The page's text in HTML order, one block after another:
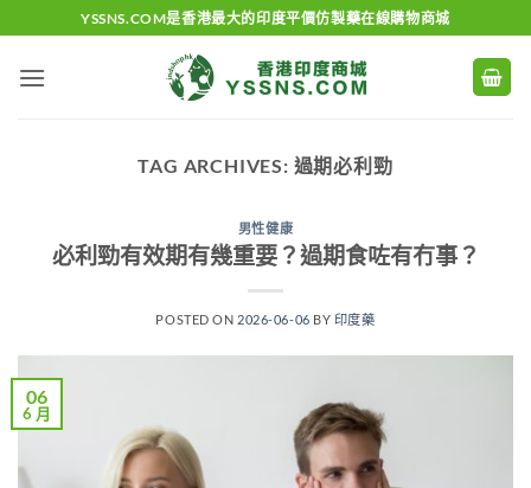
to
content
YSSNS.COM是香港最大的印度平價仿製藥在線購物商城
TAG ARCHIVES: 過期必利勁
男性健康
必利勁有效期有幾重要？過期食咗有冇事？
POSTED ON 2026-06-06 BY 印度藥
06
6 月